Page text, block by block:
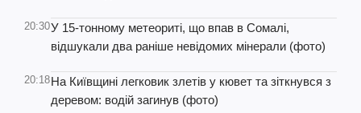
20:30У 15-тонному метеориті, що впав в Сомалі,
відшукали два раніше невідомих мінерали (фото)
20:18На Київщині легковик злетів у кювет та зіткнувся з
деревом: водій загинув (фото)